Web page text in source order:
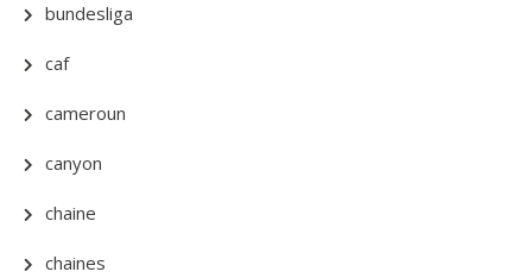
bundesliga
caf
cameroun
canyon
chaine
chaines